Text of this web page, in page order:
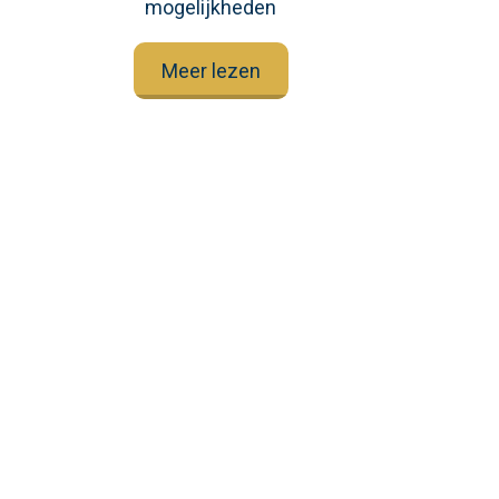
mogelijkheden
Meer lezen